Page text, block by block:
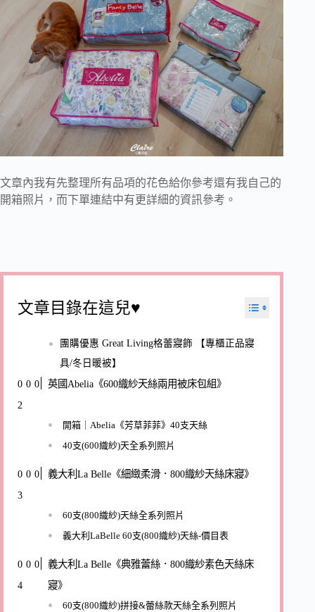
文章內我有先整理所有品項的花色給你參考還有我自己的
開箱照片，而下單連結中有更詳細的資訊參考。
文章目錄在這兒♥
團購優惠 Great Living格蕾寢飾 【專櫃正品寢
具/冬日暖被】
英國Abelia《600織紗天絲兩用被床包組》
開箱｜Abelia《芳草菲菲》40支天絲
40支(600織紗)天全系列照片
義大利La Belle《細緻柔滑．800織紗天絲床寢》
60支(800織紗)天絲全系列照片
義大利LaBelle 60支(800織紗)天絲-價目表
義大利La Belle《典雅蕾絲．800織紗素色天絲床
寢》
60支(800織紗)拼接&蕾絲款天絲全系列照片